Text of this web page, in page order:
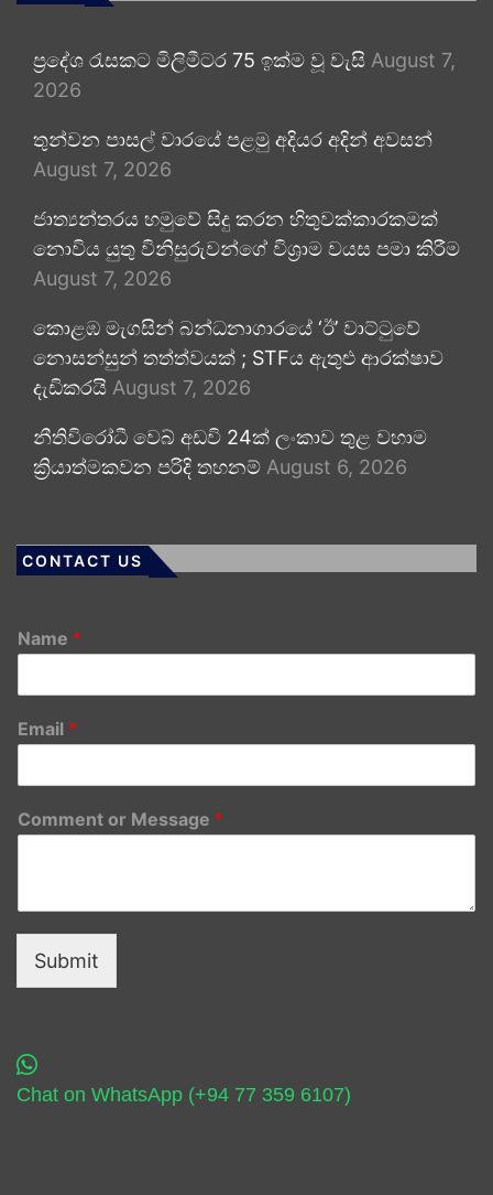
ප්‍රදේශ රැසකට මිලිමීටර 75 ඉක්ම වූ වැසි August 7,
2026
තුන්වන පාසල් වාරයේ පළමු අදියර අදින් අවසන්
August 7, 2026
ජාත්‍යන්තරය හමුවේ සිදු කරන හිතුවක්කාරකමක්
නොවිය යුතු විනිසුරුවන්ගේ විශ්‍රාම වයස පමා කිරීම
August 7, 2026
කොළඹ මැගසින් බන්ධනාගාරයේ ‘ඊ’ වාට්ටුවේ
නොසන්සුන් තත්ත්වයක් ; STFය ඇතුළු ආරක්ෂාව
දැඩිකරයි August 7, 2026
නීතිවිරෝධී වෙබ් අඩවි 24ක් ලංකාව තුළ වහාම
ක්‍රියාත්මකවන පරිදි තහනම් August 6, 2026
CONTACT US
Name *
Email *
Comment or Message *
Submit
Chat on WhatsApp (+94 77 359 6107)